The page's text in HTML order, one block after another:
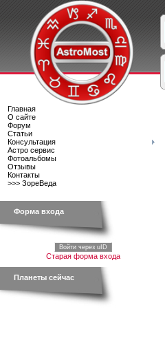
Главная
О сайте
Форум
Статьи
Консультация
Астро сервис
Фотоальбомы
Отзывы
Контакты
>>> ЗореВеда
Форма входа
Войти через uID
Старая форма входа
Планеты сейчас